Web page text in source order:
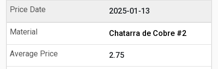
2025-01-13
Chatarra de Cobre #2
2.75